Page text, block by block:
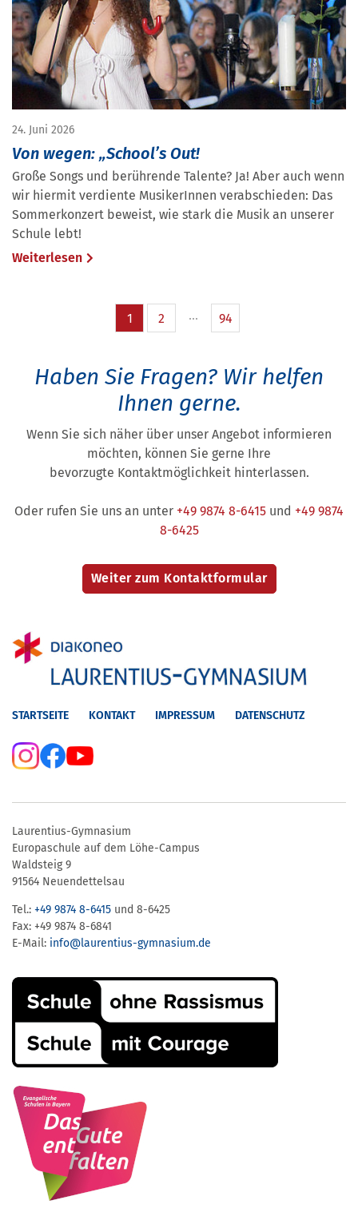
24. Juni 2026
Von wegen: „School’s Out!
Große Songs und berührende Talente? Ja! Aber auch wenn
wir hiermit verdiente MusikerInnen verabschieden: Das
Sommerkonzert beweist, wie stark die Musik an unserer
Schule lebt!
Weiterlesen
1 2 94
Haben Sie Fragen? Wir helfen
Ihnen gerne.
Wenn Sie sich näher über unser Angebot informieren
möchten, können Sie gerne Ihre
bevorzugte Kontaktmöglichkeit hinterlassen.
Oder rufen Sie uns an unter +49 9874 8-6415 und +49 9874
8-6425
STARTSEITE KONTAKT IMPRESSUM DATENSCHUTZ
Laurentius-Gymnasium
Europaschule auf dem Löhe-Campus
Waldsteig 9
91564 Neuendettelsau
Tel.: +49 9874 8-6415 und 8-6425
Fax: +49 9874 8-6841
E-Mail: info@laurentius-gymnasium.de